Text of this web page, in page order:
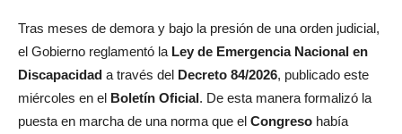
Tras meses de demora y bajo la presión de una orden judicial,
el Gobierno reglamentó la Ley de Emergencia Nacional en
Discapacidad a través del Decreto 84/2026, publicado este
miércoles en el Boletín Oficial. De esta manera formalizó la
puesta en marcha de una norma que el Congreso había